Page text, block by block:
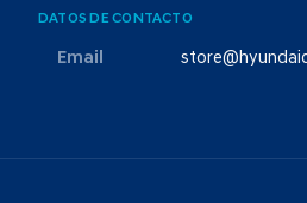
DATOS DE CONTACTO
Email